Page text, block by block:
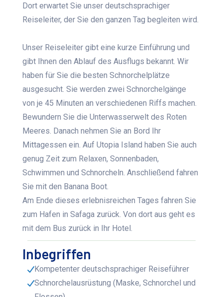
Dort erwartet Sie unser deutschsprachiger
Reiseleiter, der Sie den ganzen Tag begleiten wird.
Unser Reiseleiter gibt eine kurze Einführung und
gibt Ihnen den Ablauf des Ausflugs bekannt. Wir
haben für Sie die besten Schnorchelplätze
ausgesucht. Sie werden zwei Schnorchelgänge
von je 45 Minuten an verschiedenen Riffs machen.
Bewundern Sie die Unterwasserwelt des Roten
Meeres. Danach nehmen Sie an Bord Ihr
Mittagessen ein. Auf Utopia Island haben Sie auch
genug Zeit zum Relaxen, Sonnenbaden,
Schwimmen und Schnorcheln. Anschließend fahren
Sie mit den Banana Boot.
Am Ende dieses erlebnisreichen Tages fahren Sie
zum Hafen in Safaga zurück. Von dort aus geht es
mit dem Bus zurück in Ihr Hotel.
Inbegriffen
Kompetenter deutschsprachiger Reiseführer
Schnorchelausrüstung (Maske, Schnorchel und